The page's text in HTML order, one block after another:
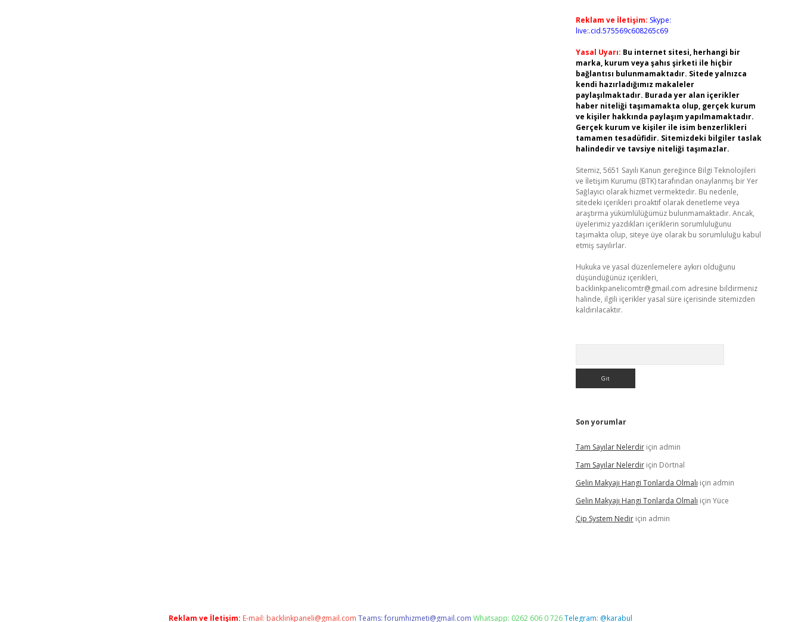
Reklam ve İletişim: Skype:
live:.cid.575569c608265c69
Yasal Uyarı: Bu internet sitesi, herhangi bir
marka, kurum veya şahıs şirketi ile hiçbir
bağlantısı bulunmamaktadır. Sitede yalnızca
kendi hazırladığımız makaleler
paylaşılmaktadır. Burada yer alan içerikler
haber niteliği taşımamakta olup, gerçek kurum
ve kişiler hakkında paylaşım yapılmamaktadır.
Gerçek kurum ve kişiler ile isim benzerlikleri
tamamen tesadüfidir. Sitemizdeki bilgiler taslak
halindedir ve tavsiye niteliği taşımazlar.
Sitemiz, 5651 Sayılı Kanun gereğince Bilgi Teknolojileri
ve İletişim Kurumu (BTK) tarafından onaylanmış bir Yer
Sağlayıcı olarak hizmet vermektedir. Bu nedenle,
sitedeki içerikleri proaktif olarak denetleme veya
araştırma yükümlülüğümüz bulunmamaktadır. Ancak,
üyelerimiz yazdıkları içeriklerin sorumluluğunu
taşımakta olup, siteye üye olarak bu sorumluluğu kabul
etmiş sayılırlar.
Hukuka ve yasal düzenlemelere aykırı olduğunu
düşündüğünüz içerikleri,
backlinkpanelicomtr@gmail.com adresine bildirmeniz
halinde, ilgili içerikler yasal süre içerisinde sitemizden
kaldırılacaktır.
Son yorumlar
Tam Sayılar Nelerdiriçin admin
Tam Sayılar Nelerdiriçin Dörtnal
Gelin Makyajı Hangi Tonlarda Olmalı için admin
Gelin Makyajı Hangi Tonlarda Olmalı için Yüce
Çip System Nediriçin admin
Reklam ve İletişim: E-mail: backlinkpaneli@gmail.com Teams:forumhizmeti@gmail.com Whatsapp: 0262 606 0 726Telegram: @karabul